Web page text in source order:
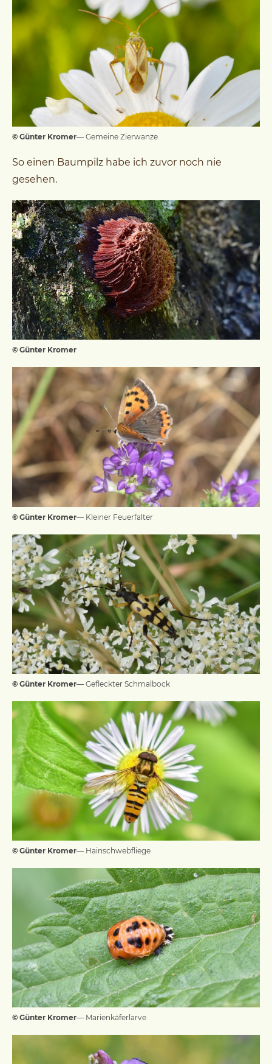
© Günter Kromer— Gemeine Zierwanze
So einen Baumpilz habe ich zuvor noch nie
gesehen.
© Günter Kromer
© Günter Kromer— Kleiner Feuerfalter
© Günter Kromer— Gefleckter Schmalbock
© Günter Kromer— Hainschwebfliege
© Günter Kromer— Marienkäferlarve